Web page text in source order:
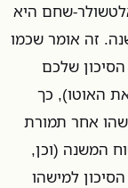
שחם היא
זה אומר שכמו
שלכם
האוטו), כך
אחר תמורת
המשנה (וכן,
למישהו